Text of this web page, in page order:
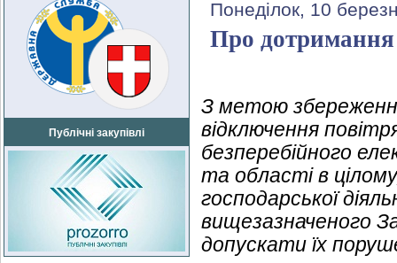
Публічні закупівлі
Понеділок, 10
Про
З метою
відключення
безперебійного
та області в
господарської
вищезазначеного
допускати їх